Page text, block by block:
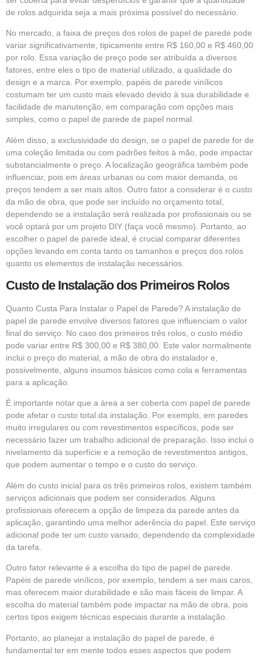
de rolos adquirida seja a mais próxima possível do necessário.
No mercado, a faixa de preços dos rolos de papel de parede pode
variar significativamente, tipicamente entre R$ 160,00 e R$ 460,00
por rolo. Essa variação de preço pode ser atribuída a diversos
fatores, entre eles o tipo de material utilizado, a qualidade do
design e a marca. Por exemplo, papéis de parede vinílicos
costumam ter um custo mais elevado devido à sua durabilidade e
facilidade de manutenção, em comparação com opções mais
simples, como o papel de parede de papel normal.
Além disso, a exclusividade do design, se o papel de parede for de
uma coleção limitada ou com padrões feitos à mão, pode impactar
substancialmente o preço. A localização geográfica também pode
influenciar, pois em áreas urbanas ou com maior demanda, os
preços tendem a ser mais altos. Outro fator a considerar é o custo
da mão de obra, que pode ser incluído no orçamento total,
dependendo se a instalação será realizada por profissionais ou se
você optará por um projeto DIY (faça você mesmo). Portanto, ao
escolher o papel de parede ideal, é crucial comparar diferentes
opções levando em conta tanto os tamanhos e preços dos rolos
quanto os elementos de instalação necessários.
Custo de Instalação dos Primeiros Rolos
Quanto Custa Para Instalar o Papel de Parede? A instalação de
papel de parede envolve diversos fatores que influenciam o valor
final do serviço. No caso dos primeiros três rolos, o custo médio
pode variar entre R$ 300,00 e R$ 380,00. Este valor normalmente
inclui o preço do material, a mão de obra do instalador e,
possivelmente, alguns insumos básicos como cola e ferramentas
para a aplicação.
É importante notar que a área a ser coberta com papel de parede
pode afetar o custo total da instalação. Por exemplo, em paredes
muito irregulares ou com revestimentos específicos, pode ser
necessário fazer um trabalho adicional de preparação. Isso inclui o
nivelamento da superfície e a remoção de revestimentos antigos,
que podem aumentar o tempo e o custo do serviço.
Além do custo inicial para os três primeiros rolos, existem também
serviços adicionais que podem ser considerados. Alguns
profissionais oferecem a opção de limpeza da parede antes da
aplicação, garantindo uma melhor aderência do papel. Este serviço
adicional pode ter um custo variado, dependendo da complexidade
da tarefa.
Outro fator relevante é a escolha do tipo de papel de parede.
Papéis de parede vinílicos, por exemplo, tendem a ser mais caros,
mas oferecem maior durabilidade e são mais fáceis de limpar. A
escolha do material também pode impactar na mão de obra, pois
certos tipos exigem técnicas especiais durante a instalação.
Portanto, ao planejar a instalação do papel de parede, é
fundamental ter em mente todos esses aspectos que podem